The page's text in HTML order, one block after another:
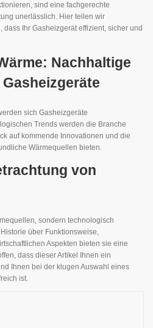
sind eine fachgerechte
unerlässlich. Hier teilen wir
dass Ihr Gasheizgerät effizient, sicher und
Nachhaltige
sich Gasheizgeräte
Trends werden die Branche
auf kommende Innovationen und die
Wärmequellen bieten.
von
sondern technologisch
über Funktionsweise,
Aspekten bieten sie eine
dass dieser Artikel Ihnen ein
Ihnen bei der klugen Auswahl eines
ist.